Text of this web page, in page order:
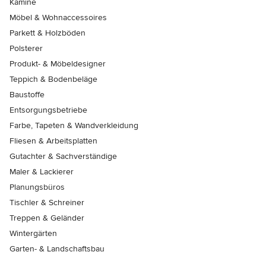
Kamine
Möbel & Wohnaccessoires
Parkett & Holzböden
Polsterer
Produkt- & Möbeldesigner
Teppich & Bodenbeläge
Baustoffe
Entsorgungsbetriebe
Farbe, Tapeten & Wandverkleidung
Fliesen & Arbeitsplatten
Gutachter & Sachverständige
Maler & Lackierer
Planungsbüros
Tischler & Schreiner
Treppen & Geländer
Wintergärten
Garten- & Landschaftsbau